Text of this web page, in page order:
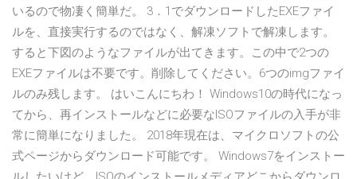
いるので物凄く簡単だ。 3．1でダウンロードしたEXEファイ
ルを、直接実行するのではなく、解凍ソフトで解凍します。
すると下図のようなファイルが出てきます。この中で2つの
EXEファイルは不要です。削除してください。6つのimgファイ
ルのみ残します。 はいこんにちわ！ Windows10の時代になっ
てから、再インストールなどに必要なISOファイルの入手が非
常に簡単になりました。 2018年現在は、マイクロソフトの公
式ページからダウンロード可能です。 Windows7をインストー